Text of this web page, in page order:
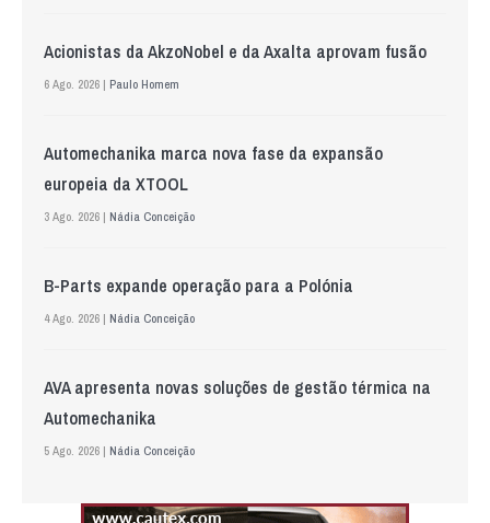
Acionistas da AkzoNobel e da Axalta aprovam fusão
6 Ago. 2026 | Paulo Homem
Automechanika marca nova fase da expansão
europeia da XTOOL
3 Ago. 2026 | Nádia Conceição
B-Parts expande operação para a Polónia
4 Ago. 2026 | Nádia Conceição
AVA apresenta novas soluções de gestão térmica na
Automechanika
5 Ago. 2026 | Nádia Conceição